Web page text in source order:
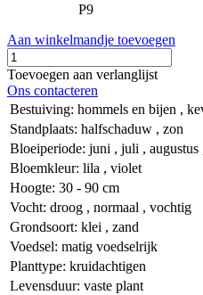
P9
Aan winkelmandje toevoegen
Toevoegen aan verlanglijst
Ons contacteren
Bestuiving: hommels en bijen ,
Standplaats: halfschaduw , zon
Bloeiperiode: juni , juli , augustus
Bloemkleur: lila , violet
Hoogte: 30 - 90 cm
Vocht: droog , normaal , vochtig
Grondsoort: klei , zand
Voedsel: matig voedselrijk
Planttype: kruidachtigen
Levensduur: vaste plant